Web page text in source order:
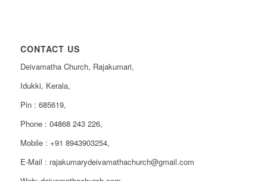
CONTACT US
Deivamatha Church, Rajakumari,
Idukki, Kerala,
Pin : 685619,
Phone : 04868 243 226,
Mobile : +91 8943903254,
E-Mail : rajakumarydeivamathachurch@gmail.com